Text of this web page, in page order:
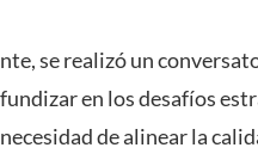
se realizó un
en los desafíos
de alinear la